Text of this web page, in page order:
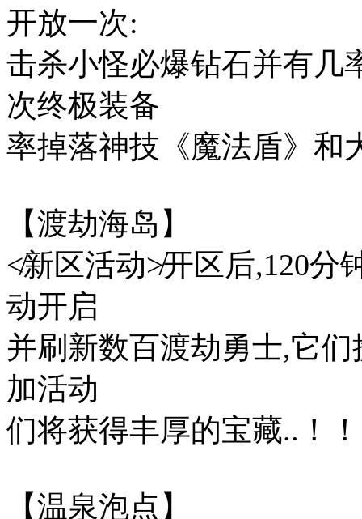
开放一次:
击杀小怪必爆钻石并有几
次终极装备
率掉落神技《魔法盾》和
【渡劫海岛】
≮新区活动≯开区后,120分
动开启
并刷新数百渡劫勇士,它
加活动
们将获得丰厚的宝藏..！
【温泉泡点】